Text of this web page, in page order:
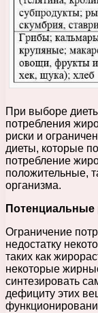
При выборе
потребления
риски и
диеты, которые
потребление
положительные,
организма.
Потенциальные
Ограничение
недостатку
таких как
некоторые
синтезировать
дефициту этих